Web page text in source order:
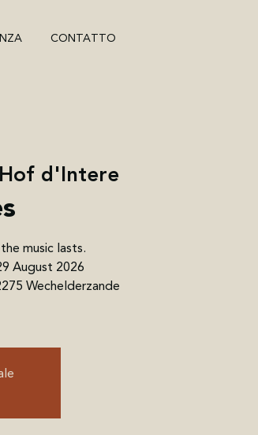
CONTATTO
d'Intere
music lasts.
August 2026
Wechelderzande